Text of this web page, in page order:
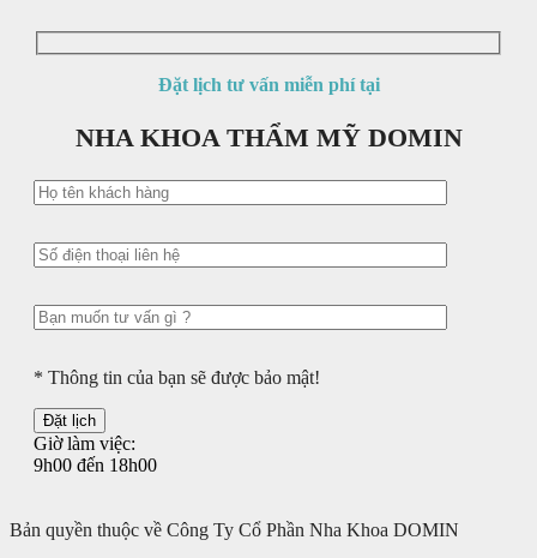
Đặt lịch tư vấn miễn phí tại
NHA KHOA THẨM MỸ DOMIN
* Thông tin của bạn sẽ được bảo mật!
Giờ làm việc:
9h00 đến 18h00
Bản quyền thuộc về Công Ty Cổ Phần Nha Khoa DOMIN